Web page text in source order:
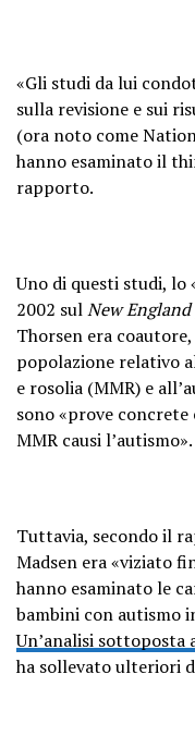
«Gli studi da lui
sulla revisione e sui
(ora noto come
hanno esaminato il
rapporto.
Uno di questi studi, lo
2002 sulNew
Thorsen era
popolazione relativo
e rosolia (MMR) e
sono «prove
MMR causi l’autismo».
Tuttavia, secondo il
Madsen era «viziato
hanno esaminato le
bambini con autismo
Un’analisi sottoposta
ha sollevato ulteriori